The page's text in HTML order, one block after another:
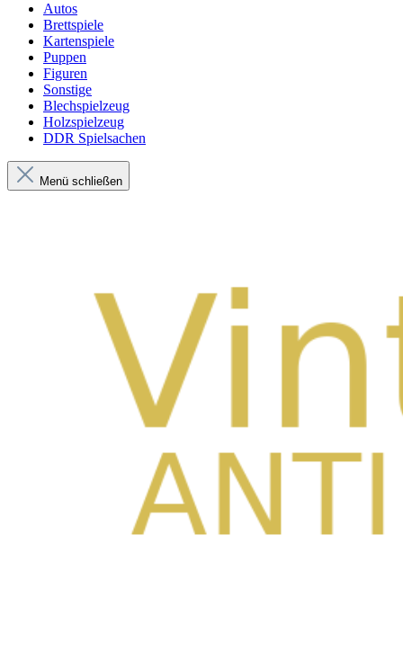
Autos
Brettspiele
Kartenspiele
Puppen
Figuren
Sonstige
Blechspielzeug
Holzspielzeug
DDR Spielsachen
Menü schließen